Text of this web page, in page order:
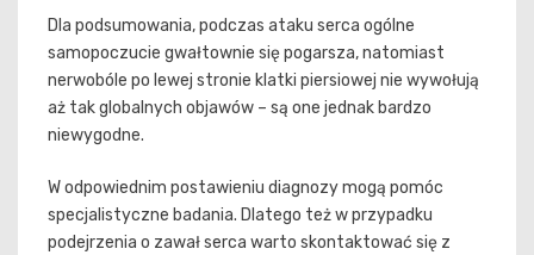
Dla podsumowania, podczas ataku serca ogólne
samopoczucie gwałtownie się pogarsza, natomiast
nerwobóle po lewej stronie klatki piersiowej nie wywołują
aż tak globalnych objawów – są one jednak bardzo
niewygodne.
W odpowiednim postawieniu diagnozy mogą pomóc
specjalistyczne badania. Dlatego też w przypadku
podejrzenia o zawał serca warto skontaktować się z